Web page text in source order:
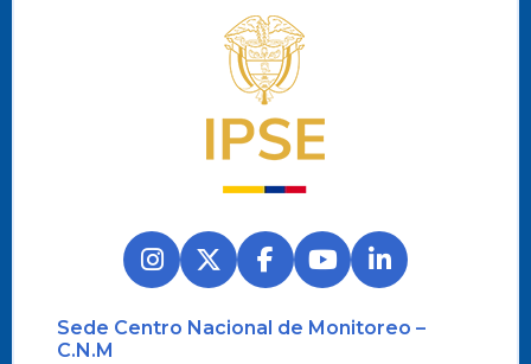
Sede Centro Nacional de Monitoreo –
C.N.M